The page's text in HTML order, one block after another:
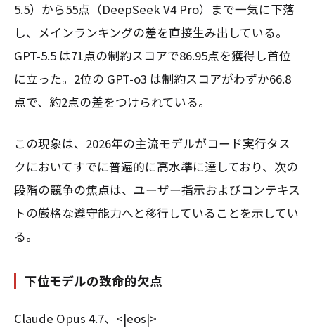
5.5）から55点（DeepSeek V4 Pro）まで一気に下落
し、メインランキングの差を直接生み出している。
GPT-5.5 は71点の制約スコアで86.95点を獲得し首位
に立った。2位の GPT-o3 は制約スコアがわずか66.8
点で、約2点の差をつけられている。
この現象は、2026年の主流モデルがコード実行タス
クにおいてすでに普遍的に高水準に達しており、次の
段階の競争の焦点は、ユーザー指示およびコンテキス
トの厳格な遵守能力へと移行していることを示してい
る。
下位モデルの致命的欠点
Claude Opus 4.7、<|eos|>